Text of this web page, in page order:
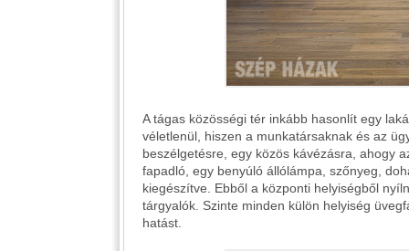
A tágas közösségi tér inkább hasonlít egy
véletlenül, hiszen a munkatársaknak és az
beszélgetésre, egy közös kávézásra, ahogy
fapadló, egy benyúló állólámpa, szőnyeg,
kiegészítve. Ebből a központi helyiségből
tárgyalók. Szinte minden külön helyiség
hatást.